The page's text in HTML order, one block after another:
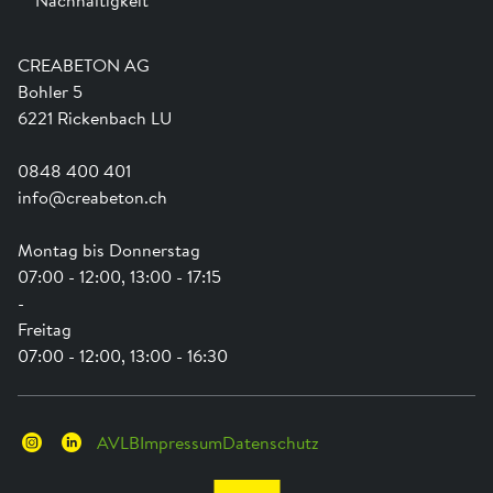
CREABETON AG
Bohler 5
6221 Rickenbach LU
0848 400 401
info@creabeton.ch
Montag bis Donnerstag
07:00 - 12:00, 13:00 - 17:15
-
Freitag
07:00 - 12:00, 13:00 - 16:30
Ausbildung
Shop Hilfe
Anwendungsunterstützung
Newsletter
Engagement
Swissness
Schwammstadt
AVLBImpressumDatenschutz